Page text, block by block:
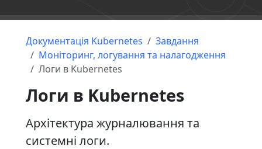
Документація Kubernetes
Завдання
Моніторинг, логування та налагодження
Логи в Kubernetes
Логи в Kubernetes
Архітектура журналювання та
системні логи.